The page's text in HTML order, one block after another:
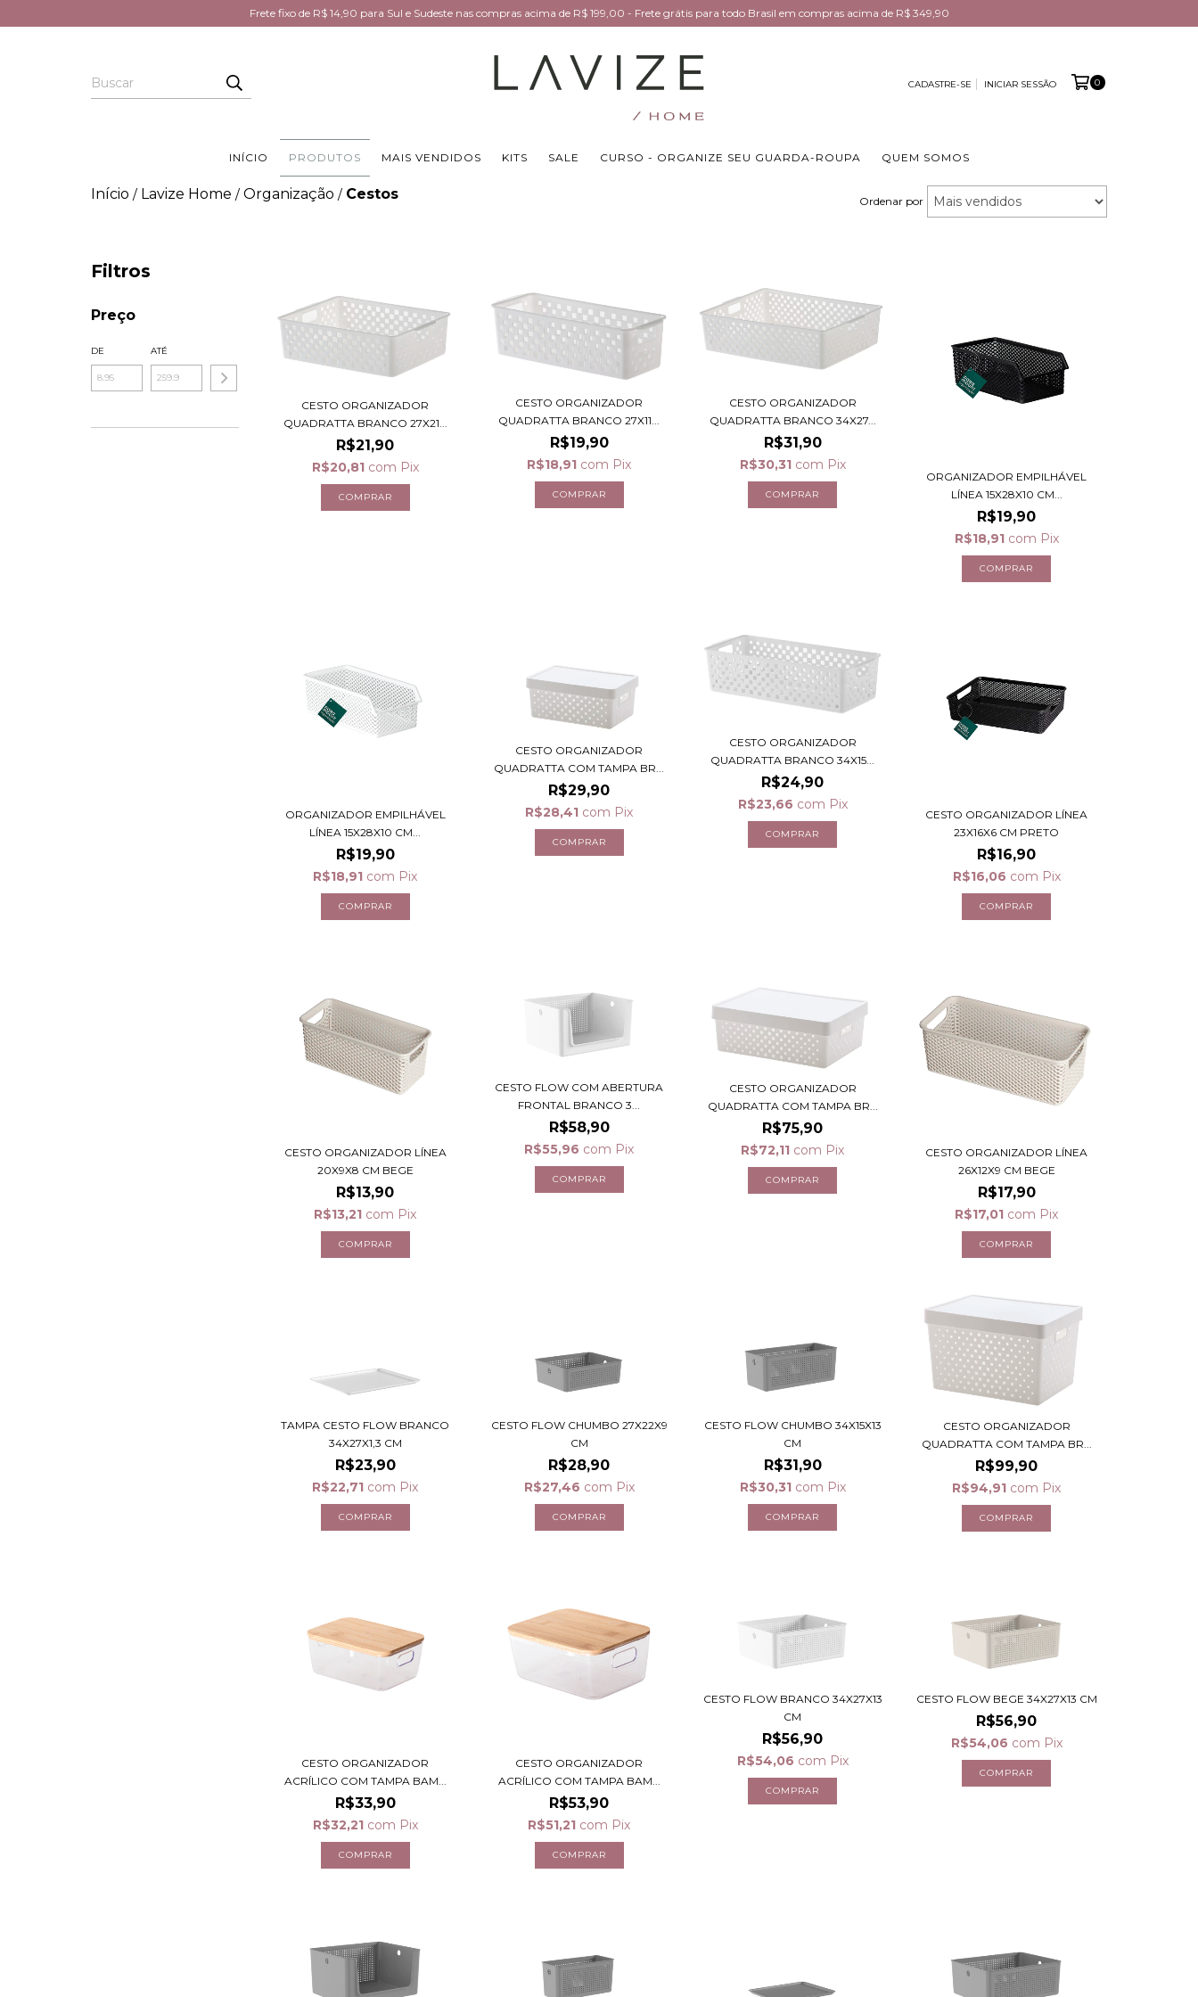
Frete fixo de R$ 14,90 para Sul e Sudeste nas compras acima de R$ 199,00 - Frete grátis para todo Brasil em compras acima de R$ 349,90
CADASTRE-SE INICIAR SESSÃO 0
INÍCIO PRODUTOS MAIS VENDIDOS KITS SALE CURSO - ORGANIZE SEU GUARDA-ROUPA QUEM SOMOS
Início / Lavize Home / Organização / Cestos Ordenar por
Filtros
Preço
DE ATÉ
CESTO ORGANIZADOR
QUADRATTA BRANCO 27X21...
R$21,90
R$20,81 com Pix
CESTO ORGANIZADOR
QUADRATTA BRANCO 27X11...
R$19,90
R$18,91 com Pix
CESTO ORGANIZADOR
QUADRATTA BRANCO 34X27...
R$31,90
R$30,31 com Pix
ORGANIZADOR EMPILHÁVEL
LÍNEA 15X28X10 CM...
R$19,90
R$18,91 com Pix
ORGANIZADOR EMPILHÁVEL
LÍNEA 15X28X10 CM...
R$19,90
R$18,91 com Pix
CESTO ORGANIZADOR
QUADRATTA COM TAMPA BR...
R$29,90
R$28,41 com Pix
CESTO ORGANIZADOR
QUADRATTA BRANCO 34X15...
R$24,90
R$23,66 com Pix
CESTO ORGANIZADOR LÍNEA
23X16X6 CM PRETO
R$16,90
R$16,06 com Pix
CESTO ORGANIZADOR LÍNEA
20X9X8 CM BEGE
R$13,90
R$13,21 com Pix
CESTO FLOW COM ABERTURA
FRONTAL BRANCO 3...
R$58,90
R$55,96 com Pix
CESTO ORGANIZADOR
QUADRATTA COM TAMPA BR...
R$75,90
R$72,11 com Pix
CESTO ORGANIZADOR LÍNEA
26X12X9 CM BEGE
R$17,90
R$17,01 com Pix
TAMPA CESTO FLOW BRANCO
34X27X1,3 CM
R$23,90
R$22,71 com Pix
CESTO FLOW CHUMBO 27X22X9
CM
R$28,90
R$27,46 com Pix
CESTO FLOW CHUMBO 34X15X13
CM
R$31,90
R$30,31 com Pix
CESTO ORGANIZADOR
QUADRATTA COM TAMPA BR...
R$99,90
R$94,91 com Pix
CESTO ORGANIZADOR
ACRÍLICO COM TAMPA BAM...
R$33,90
R$32,21 com Pix
CESTO ORGANIZADOR
ACRÍLICO COM TAMPA BAM...
R$53,90
R$51,21 com Pix
CESTO FLOW BRANCO 34X27X13
CM
R$56,90
R$54,06 com Pix
CESTO FLOW BEGE 34X27X13 CM
R$56,90
R$54,06 com Pix